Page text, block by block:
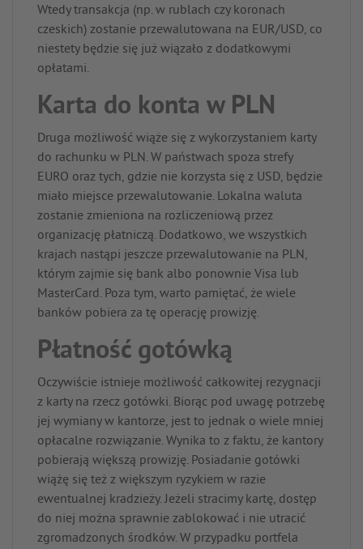
Wtedy transakcja (np. w rublach czy koronach
czeskich) zostanie przewalutowana na EUR/USD, co
niestety będzie się już wiązało z dodatkowymi
opłatami.
Karta do konta w PLN
Druga możliwość wiąże się z wykorzystaniem karty
do rachunku w PLN. W państwach spoza strefy
EURO oraz tych, gdzie nie korzysta się z USD, będzie
miało miejsce przewalutowanie. Lokalna waluta
zostanie zmieniona na rozliczeniową przez
organizację płatniczą. Dodatkowo, we wszystkich
krajach nastąpi jeszcze przewalutowanie na PLN,
którym zajmie się bank albo ponownie Visa lub
MasterCard. Poza tym, warto pamiętać, że wiele
banków pobiera za tę operację prowizję.
Płatność gotówką
Oczywiście istnieje możliwość całkowitej rezygnacji
z karty na rzecz gotówki. Biorąc pod uwagę potrzebę
jej wymiany w kantorze, jest to jednak o wiele mniej
opłacalne rozwiązanie. Wynika to z faktu, że kantory
pobierają większą prowizję. Posiadanie gotówki
wiążę się też z większym ryzykiem w razie
ewentualnej kradzieży. Jeżeli stracimy kartę, dostęp
do niej można sprawnie zablokować i nie utracić
zgromadzonych środków. W przypadku portfela